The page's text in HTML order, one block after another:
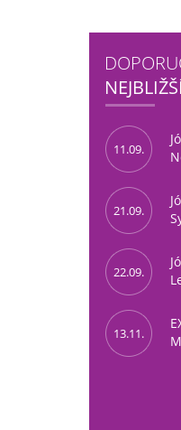
11.09.
21.09.
22.09.
13.11.